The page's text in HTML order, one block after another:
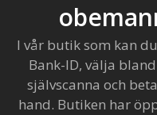
I vår butik som kan
Bank-ID, välja
självscanna och
hand. Butiken har